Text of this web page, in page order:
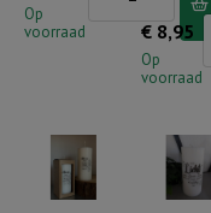
Op
voorraad
licht
aantal
€ 8,95
Op
voorraad